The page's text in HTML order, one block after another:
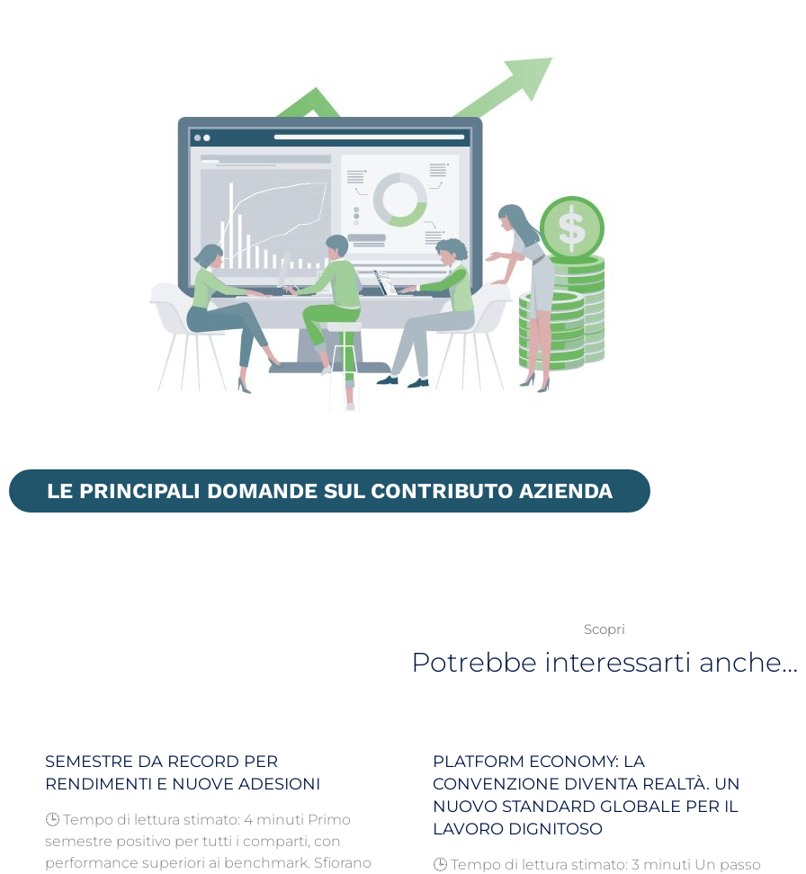
LE PRINCIPALI DOMANDE SUL CONTRIBUTO AZIENDA
Scopri
Potrebbe interessarti anche…
SEMESTRE DA RECORD PER
RENDIMENTI E NUOVE ADESIONI
🕒 Tempo di lettura stimato: 4 minuti Primo
semestre positivo per tutti i comparti, con
performance superiori ai benchmark. Sfiorano
PLATFORM ECONOMY: LA
CONVENZIONE DIVENTA REALTÀ. UN
NUOVO STANDARD GLOBALE PER IL
LAVORO DIGNITOSO
🕒 Tempo di lettura stimato: 3 minuti Un passo